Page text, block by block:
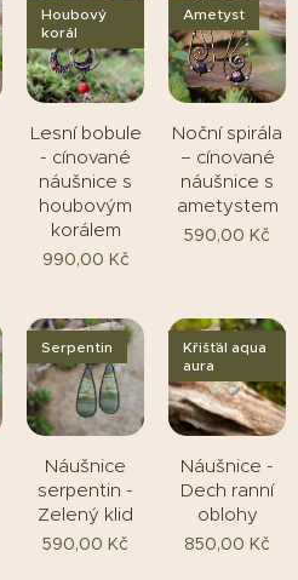
Lesní bobule
- cínované
náušnice s
houbovým
korálem
Houbový
korál
990,00 Kč
Noční spirála
– cínované
náušnice s
ametystem
Ametyst
590,00 Kč
Náušnice
serpentin -
Zelený klid
Serpentin
590,00 Kč
Náušnice -
Dech ranní
oblohy
Křišťál aqua
aura
850,00 Kč